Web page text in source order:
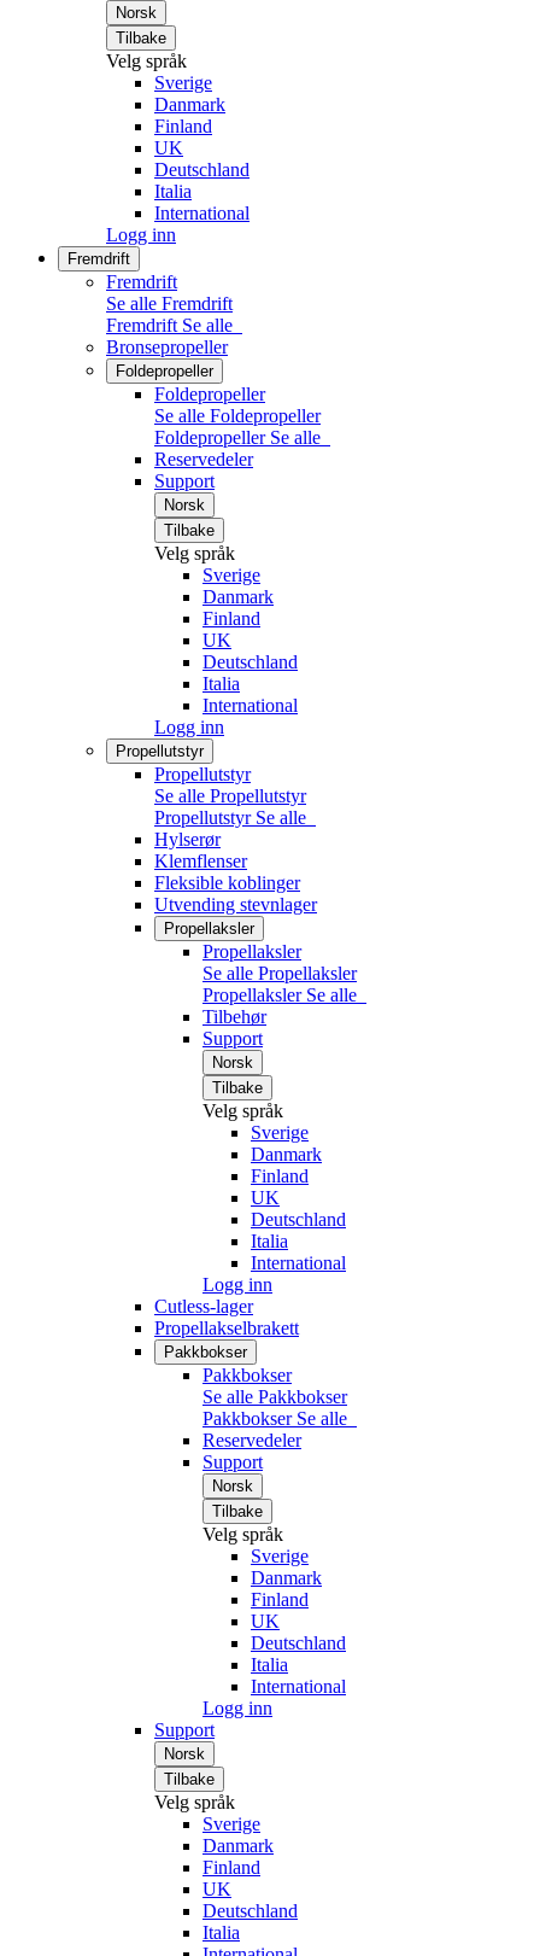
Norsk
Tilbake
Velg språk
Sverige
Danmark
Finland
UK
Deutschland
Italia
International
Logg inn
Fremdrift
Fremdrift
Se alle Fremdrift
Fremdrift Se alle
Bronsepropeller
Foldepropeller
Foldepropeller
Se alle Foldepropeller
Foldepropeller Se alle
Reservedeler
Support
Norsk
Tilbake
Velg språk
Sverige
Danmark
Finland
UK
Deutschland
Italia
International
Logg inn
Propellutstyr
Propellutstyr
Se alle Propellutstyr
Propellutstyr Se alle
Hylserør
Klemflenser
Fleksible koblinger
Utvending stevnlager
Propellaksler
Propellaksler
Se alle Propellaksler
Propellaksler Se alle
Tilbehør
Support
Norsk
Tilbake
Velg språk
Sverige
Danmark
Finland
UK
Deutschland
Italia
International
Logg inn
Cutless-lager
Propellakselbrakett
Pakkbokser
Pakkbokser
Se alle Pakkbokser
Pakkbokser Se alle
Reservedeler
Support
Norsk
Tilbake
Velg språk
Sverige
Danmark
Finland
UK
Deutschland
Italia
International
Logg inn
Support
Norsk
Tilbake
Velg språk
Sverige
Danmark
Finland
UK
Deutschland
Italia